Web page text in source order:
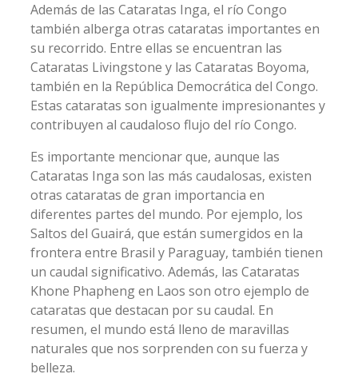
Además de las Cataratas Inga, el río Congo
también alberga otras cataratas importantes en
su recorrido. Entre ellas se encuentran las
Cataratas Livingstone y las Cataratas Boyoma,
también en la República Democrática del Congo.
Estas cataratas son igualmente impresionantes y
contribuyen al caudaloso flujo del río Congo.
Es importante mencionar que, aunque las
Cataratas Inga son las más caudalosas, existen
otras cataratas de gran importancia en
diferentes partes del mundo. Por ejemplo, los
Saltos del Guairá, que están sumergidos en la
frontera entre Brasil y Paraguay, también tienen
un caudal significativo. Además, las Cataratas
Khone Phapheng en Laos son otro ejemplo de
cataratas que destacan por su caudal. En
resumen, el mundo está lleno de maravillas
naturales que nos sorprenden con su fuerza y
belleza.